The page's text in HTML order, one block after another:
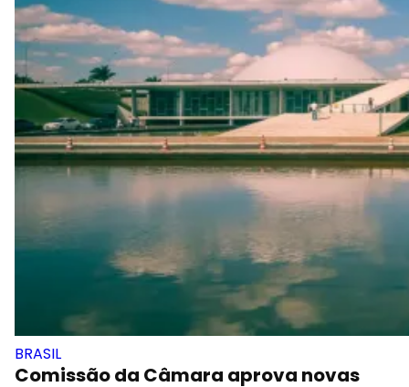
BRASIL
Comissão da Câmara aprova novas